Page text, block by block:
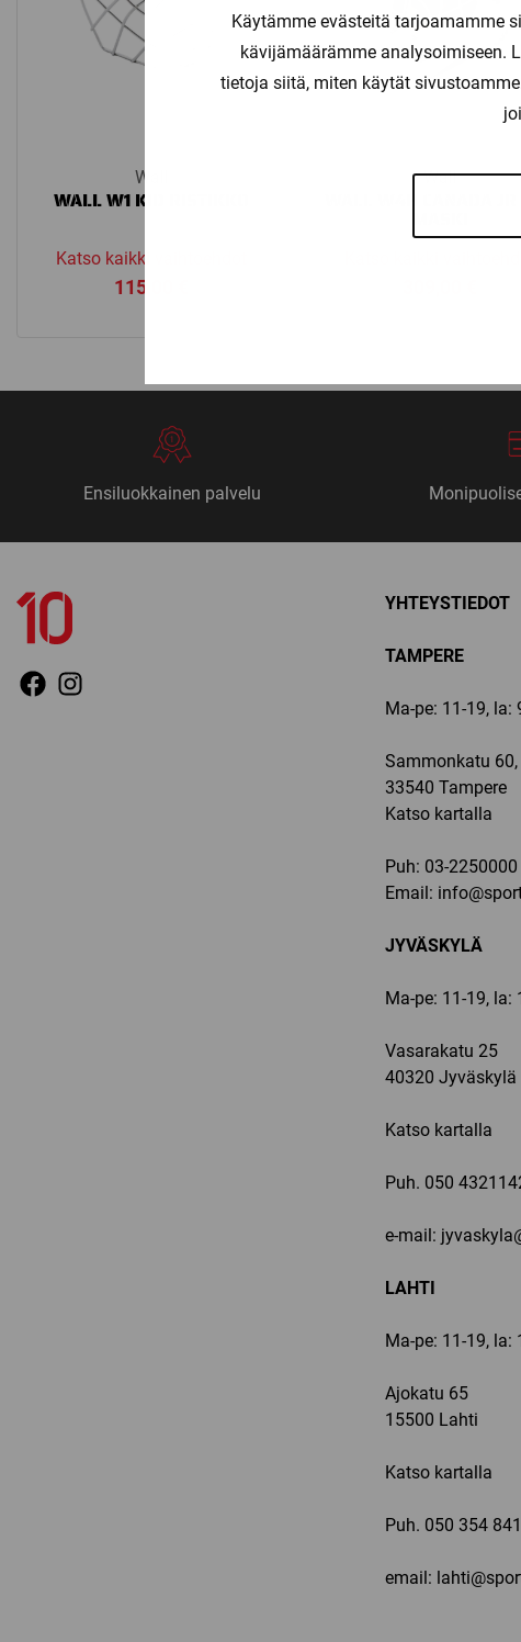
Käytämme evästeitä tarjoamamme
kävijämäärämme analysoimiseen.
tietoja siitä, miten käytät
Wall
WALL W1 KID RISTIKKO
Katso kaikki vaihtoehdot
115,00
Wall
WALL W4H CANADA
Ensiluokkainen palvelu
YHTEYSTIEDOT
TAMPERE
Ma-pe: 11-19, la:
Sammonkatu 60,
33540 Tampere
Katso kartalla
Puh: 03-2250000
Email:
JYVÄSKYLÄ
Ma-pe: 11-19, la:
Vasarakatu 25
40320 Jyväskylä
Katso kartalla
Puh. 050
e-mail:
LAHTI
Ma-pe: 11-19, la:
Ajokatu 65
15500 Lahti
Katso kartalla
Puh. 050 354
email: